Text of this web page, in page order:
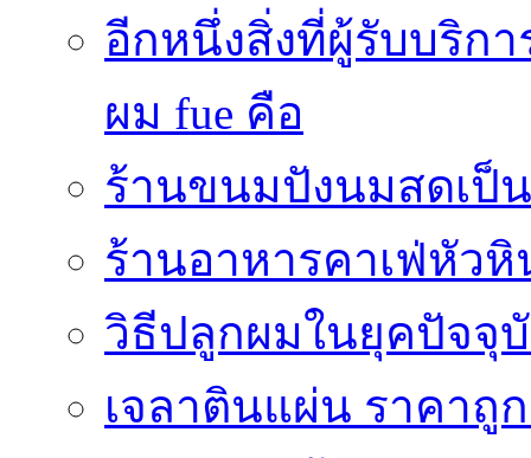
อีกหนึ่งสิ่งที่ผู้รับบริก
ผม fue คือ
ร้านขนมปังนมสดเป็
ร้านอาหารคาเฟ่หัว
วิธีปลูกผมในยุคปัจจุ
เจลาตินแผ่น ราคาถู